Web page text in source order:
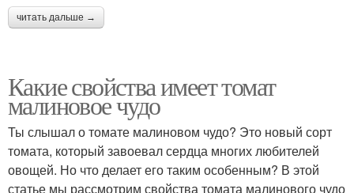
читать дальше →
Какие свойства имеет томат
малиновое чудо
Ты слышал о томате малиновом чудо? Это новый сорт
томата, который завоевал сердца многих любителей
овощей. Но что делает его таким особенным? В этой
статье мы рассмотрим свойства томата малинового чудо